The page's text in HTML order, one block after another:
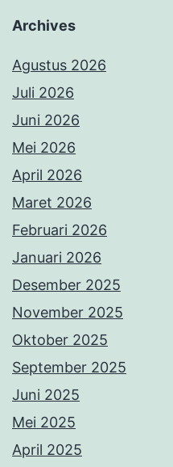
Archives
Agustus 2026
Juli 2026
Juni 2026
Mei 2026
April 2026
Maret 2026
Februari 2026
Januari 2026
Desember 2025
November 2025
Oktober 2025
September 2025
Juni 2025
Mei 2025
April 2025